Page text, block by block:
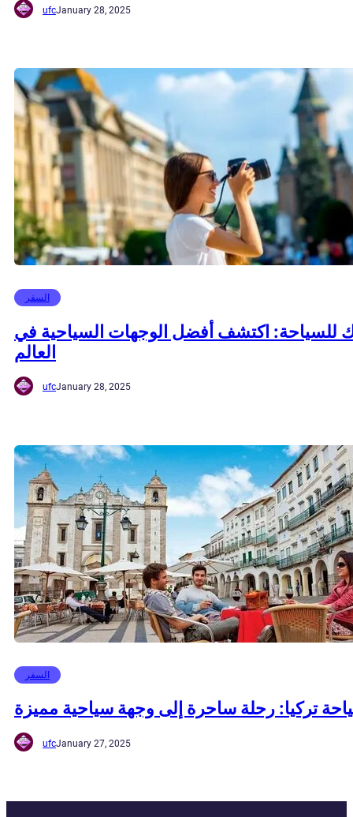
ufcJanuary 28, 2025
السفر
للسياحة: اكتشف أفضل الوجهات السياحية في
العالم
ufcJanuary 28, 2025
السفر
تركيا: رحلة ساحرة إلى وجهة سياحية مميزة
ufcJanuary 27, 2025